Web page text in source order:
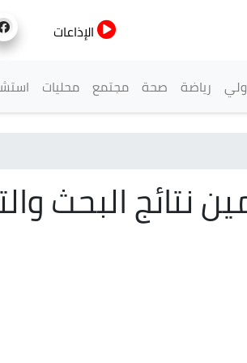
الإذاعات
رياضة صحة مجتمع محليات
نتائج البحث